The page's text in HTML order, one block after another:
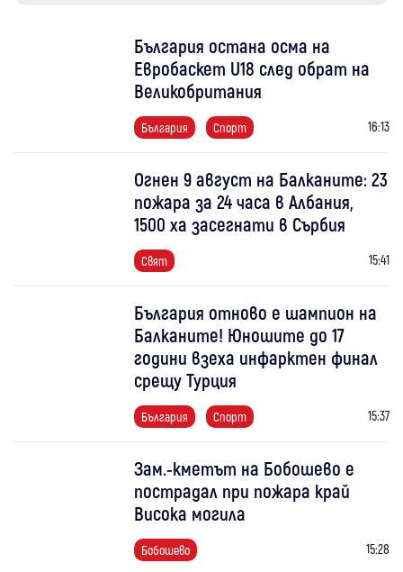
България остана осма на
Евробаскет U18 след обрат на
Великобритания
България Спорт 16:13
Огнен 9 август на Балканите: 23
пожара за 24 часа в Албания,
1500 ха засегнати в Сърбия
Свят 15:41
България отново е шампион на
Балканите! Юношите до 17
години взеха инфарктен финал
срещу Турция
България Спорт 15:37
Зам.-кметът на Бобошево е
пострадал при пожара край
Висока могила
Бобошево 15:28